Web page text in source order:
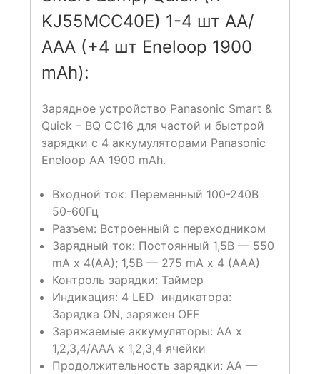
KJ55MCС40E) 1-4 шт АА/
ААА (+4 шт Eneloop 1900
mAh):
Зарядное устройство Panasonic Smart &
Quick – BQ CC16 для частой и быстрой
зарядки с 4 аккумуляторами Panasonic
Eneloop AA 1900 mAh.
Входной ток: Переменный 100-240В
50-60Гц
Разъем: Встроенный с переходником
Зарядный ток: Постоянный 1,5В — 550
mA x 4(AA); 1,5B — 275 mA x 4 (AAA)
Контроль зарядки: Таймер
Индикация: 4 LED индикатора:
Зарядка ON, заряжен OFF
Заряжаемые аккумуляторы: AA x
1,2,3,4/AAA x 1,2,3,4 ячейки
Продолжительность зарядки: АА —